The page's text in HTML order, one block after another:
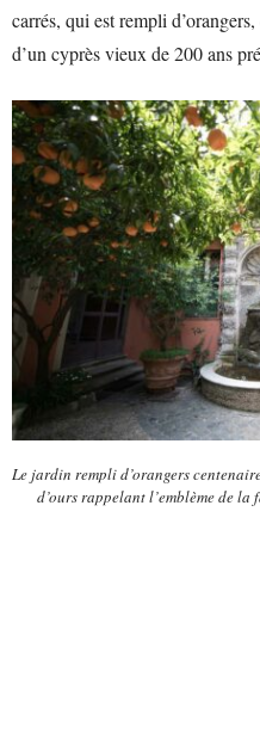
carrés, qui est rempli
d’un cyprès vieux de 200 ans
Le jardin rempli d’orangers
d’ours rappelant l’emblème de